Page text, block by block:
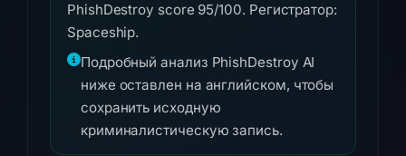
PhishDestroy score 95/100. Регистратор:
Spaceship.
Подробный анализ PhishDestroy AI
ниже оставлен на английском, чтобы
сохранить исходную
криминалистическую запись.